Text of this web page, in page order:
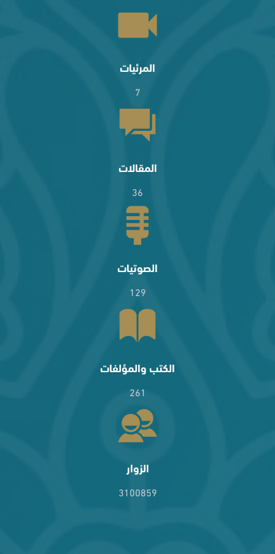
المرئيات
7
المقالات
36
الصوتيات
129
الكتب والمؤلفات
261
الزوار
3100859